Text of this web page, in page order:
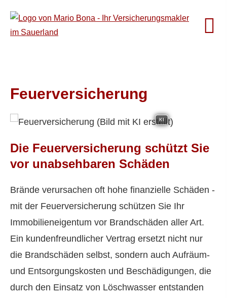
Feuerversicherung
KI
Die Feuerversicherung schützt Sie
vor unabsehbaren Schäden
Brände verursachen oft hohe finanzielle Schäden -
mit der Feuerversicherung schützen Sie Ihr
Immobilieneigentum vor Brandschäden aller Art.
Ein kundenfreundlicher Vertrag ersetzt nicht nur
die Brandschäden selbst, sondern auch Aufräum-
und Entsorgungskosten und Beschädigungen, die
durch den Einsatz von Löschwasser entstanden